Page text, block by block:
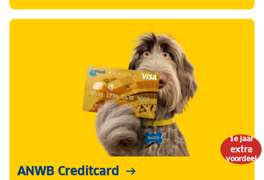
1e jaar
extra
voordeel
ANWB Creditcard